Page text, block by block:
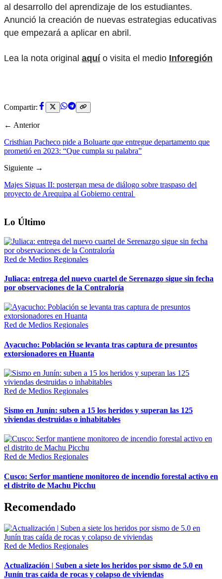
al desarrollo del aprendizaje de los estudiantes.
Anunció la creación de nuevas estrategias educativas
que empezará a aplicar en abril.
Lea la nota original aquío visita el medio Inforegión
Compartir:
← Anterior
Cristhian Pacheco pide a Boluarte que entregue departamento que
prometió en 2023: “Que cumpla su palabra”
Siguiente →
Majes Siguas II: postergan mesa de diálogo sobre traspaso del
proyecto de Arequipa al Gobierno central
Lo Último
Red de Medios Regionales
Juliaca: entrega del nuevo cuartel de Serenazgo sigue sin fecha
por observaciones de la Contraloría
Red de Medios Regionales
Ayacucho: Población se levanta tras captura de presuntos
extorsionadores en Huanta
Red de Medios Regionales
Sismo en Junín: suben a 15 los heridos y superan las 125
viviendas destruidas o inhabitables
Red de Medios Regionales
Cusco: Serfor mantiene monitoreo de incendio forestal activo en
el distrito de Machu Picchu
Recomendado
Red de Medios Regionales
Actualización | Suben a siete los heridos por sismo de 5.0 en
Junín tras caída de rocas y colapso de viviendas